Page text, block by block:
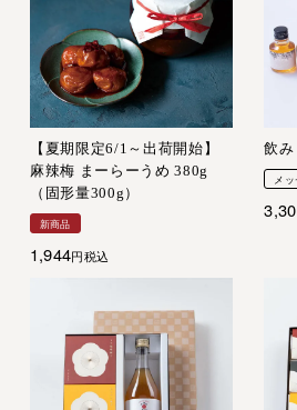
【夏期限定6/1～出荷開始】
麻辣梅 まーらーうめ 380g
（固形量300g）
新商品
1,944 税込
飲み
メ